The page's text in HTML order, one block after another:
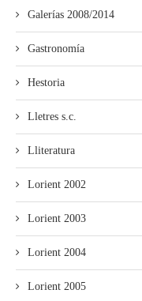
Galerías 2008/2014
Gastronomía
Hestoria
Lletres s.c.
Lliteratura
Lorient 2002
Lorient 2003
Lorient 2004
Lorient 2005